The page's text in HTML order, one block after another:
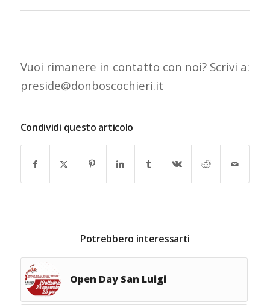
Vuoi rimanere in contatto con noi? Scrivi a:
preside@donboscochieri.it
Condividi questo articolo
Potrebbero interessarti
Open Day San Luigi